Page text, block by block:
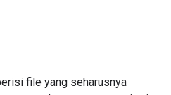
file yang seharusnya